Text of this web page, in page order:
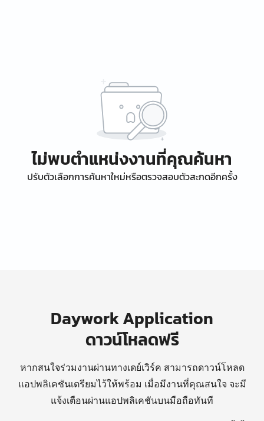
ไม่พบตำแหน่งงานที่คุณค้นหา
ปรับตัวเลือกการค้นหาใหม่หรือตรวจสอบตัวสะกดอีกครั้ง
Daywork Application
ดาวน์โหลดฟรี
หากสนใจร่วมงานผ่านทางเดย์เวิร์ค สามารถดาวน์โหลด
แอปพลิเคชันเตรียมไว้ให้พร้อม เมื่อมีงานที่คุณสนใจ จะมี
แจ้งเตือนผ่านแอปพลิเคชันบนมือถือทันที